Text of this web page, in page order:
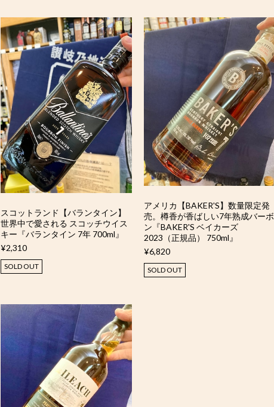
スコットランド【バランタイン】
世界中で愛される スコッチウイス
キー『バランタイン 7年 700ml』
¥2,310
SOLD OUT
アメリカ【BAKER'S】数量限定発
売。樽香が香ばしい7年熟成バーボ
ン『BAKER'S ベイカーズ
2023（正規品） 750ml』
¥6,820
SOLD OUT